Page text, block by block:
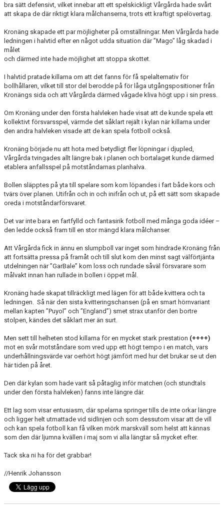
bra sätt defensivt, vilket innebar att ett spelskickligt Vårgårda hade svårt
att skapa de där riktigt klara målchanserna, trots ett kraftigt spelövertag.
Kronäng skapade ett par möjligheter på omställningar. Men Vårgårda hade
ledningen i halvtid efter en något udda situation där ”Mago” låg skadad i
målet
och därmed inte hade möjlighet att stoppa skottet.
I halvtid pratade killarna om att det fanns för få spelalternativ för
bollhållaren, vilket till stor del berodde på för låga utgångspositioner från
Kronängs sida och att Vårgårda därmed vågade kliva högt upp i sin press.
Om Kronäng under den första halvleken hade visat att de kunde spela ett
kollektivt försvarsspel, värmde det såklart rejält i kylan när killarna under
den andra halvleken visade att de kan spela fotboll också.
Kronäng började nu att hota med betydligt fler löpningar i djupled,
Vårgårda tvingades allt längre bak i planen och bortalaget kunde därmed
etablera anfallsspel på motståndarnas planhalva.
Bollen släpptes på yta till spelare som kom löpandes i fart både kors och
tvärs över planen. Utifrån och in och inifrån och ut, på ett sätt som skapade
oreda i motståndarförsvaret.
Det var inte bara en fartfylld och fantasirik fotboll med många goda idéer –
den ledde också fram till en stor mängd klara målchanser.
Att Vårgårda fick in ännu en slumpboll var inget som hindrade Kronäng från
att fortsätta pressa på framåt och till slut kom den minst sagt välförtjänta
utdelningen när ”GarBale” kom loss och rundade såväl försvarare som
målvakt innan han rullade in bollen i öppet mål.
Kronäng hade skapat tillräckligt med lägen för att både kvittera och ta
ledningen. Så när den sista kvitteringschansen (på en smart hörnvariant
mellan kapten ”Puyol” och ”England”) smet strax utanför den bortre
stolpen, kändes det såklart mer än surt.
Men sett till helheten stod killarna för en mycket stark prestation (++++)
mot en svår motståndare som vred upp ett högt tempo i en match, vars
underhållningsvärde var oerhört högt jämfört med hur det brukar se ut den
här tiden på året.
Den där kylan som hade varit så påtaglig inför matchen (och stundtals
under den första halvleken) fanns inte längre där.
Ett lag som visar entusiasm, där spelarna springer tills de inte orkar längre
och ligger helt utmattade vid sidlinjen och som dessutom visar att de vill
och kan spela fotboll kan få vilken mörk marskväll som helst att kännas
som den där ljumna kvällen i maj som vi alla längtar så mycket efter.
Tack ska ni ha för det grabbar!
//Henrik Johansson